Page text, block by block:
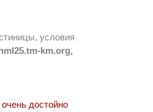
условия
km.org,
достойно